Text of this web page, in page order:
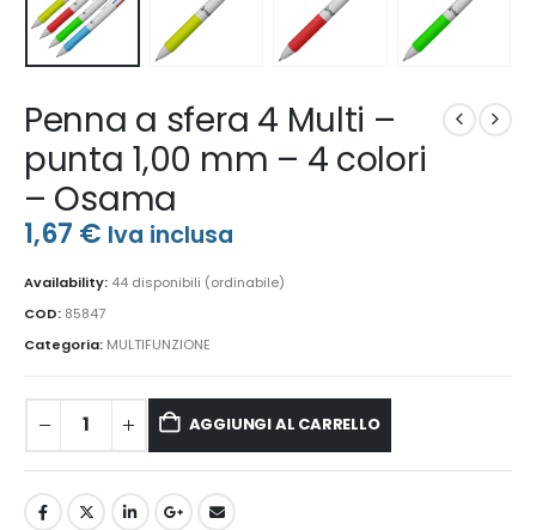
Penna a sfera 4 Multi –
punta 1,00 mm – 4 colori
– Osama
1,67 € Iva inclusa
Availability: 44 disponibili (ordinabile)
COD: 85847
Categoria: MULTIFUNZIONE
AGGIUNGI AL CARRELLO